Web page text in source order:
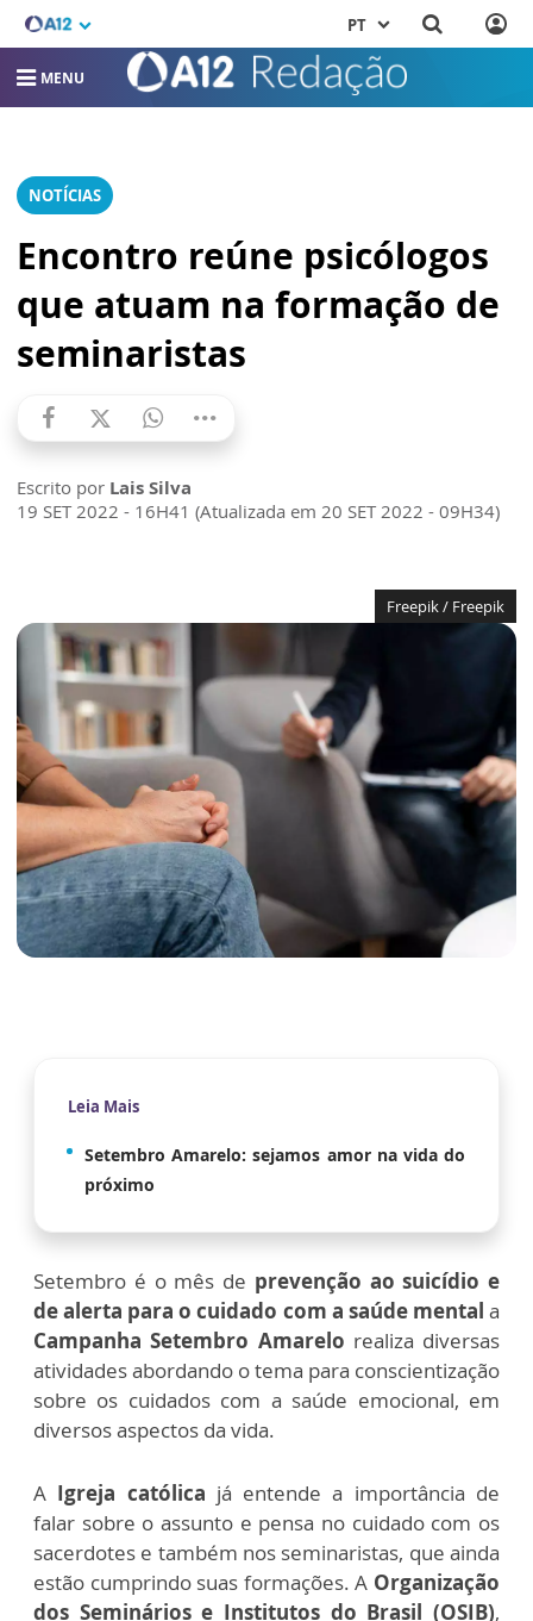
PT
MENU
NOTÍCIAS
Encontro reúne psicólogos
que atuam na formação de
seminaristas
Escrito por Lais Silva
19 SET 2022 - 16H41 (Atualizada em 20 SET 2022 - 09H34)
Freepik / Freepik
Leia Mais
Setembro Amarelo: sejamos amor na vida do
próximo
Setembro é o mês de prevenção ao suicídio e
de alerta para o cuidado com a saúde mental a
Campanha Setembro Amarelo realiza diversas
atividades abordando o tema para conscientização
sobre os cuidados com a saúde emocional, em
diversos aspectos da vida.
A Igreja católica já entende a importância de
falar sobre o assunto e pensa no cuidado com os
sacerdotes e também nos seminaristas, que ainda
estão cumprindo suas formações. A Organização
dos Seminários e Institutos do Brasil (OSIB),